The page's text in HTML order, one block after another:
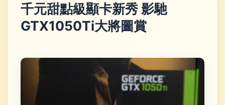
千元甜點級顯卡新秀 影馳
GTX1050Ti大將圖賞